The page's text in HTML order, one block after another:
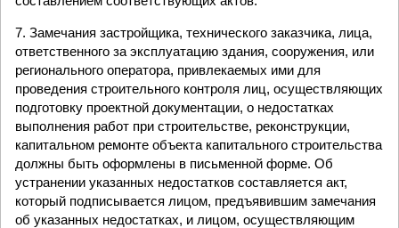
7. Замечания застройщика, технического заказчика, лица,
ответственного за эксплуатацию здания, сооружения, или
регионального оператора, привлекаемых ими для
проведения строительного контроля лиц, осуществляющих
подготовку проектной документации, о недостатках
выполнения работ при строительстве, реконструкции,
капитальном ремонте объекта капитального строительства
должны быть оформлены в письменной форме. Об
устранении указанных недостатков составляется акт,
который подписывается лицом, предъявившим замечания
об указанных недостатках, и лицом, осуществляющим